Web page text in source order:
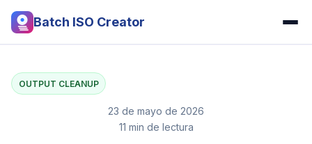
Batch ISO Creator
OUTPUT CLEANUP
23 de mayo de 2026
11 min de lectura